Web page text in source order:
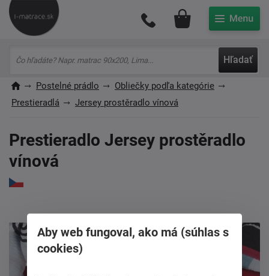
Hľadať
Môj účet
Postelné prádlo
Obliečky podľa kategórie
Prestieradlá
Jersey prostěradlo vínová
Prestieradlo Jersey prostěradlo
vínová
Aby web fungoval, ako má (súhlas s
cookies)